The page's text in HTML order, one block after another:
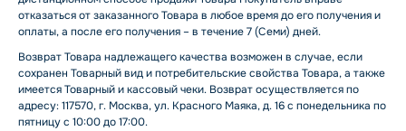
отказаться от заказанного Товара в любое время до его получения и
оплаты, а после его получения – в течение 7 (Семи) дней.
Возврат Товара надлежащего качества возможен в случае, если
сохранен Товарный вид и потребительские свойства Товара, а также
имеется Товарный и кассовый чеки. Возврат осуществляется по
адресу: 117570, г. Москва, ул. Красного Маяка, д. 16 с понедельника по
пятницу с 10:00 до 17:00.